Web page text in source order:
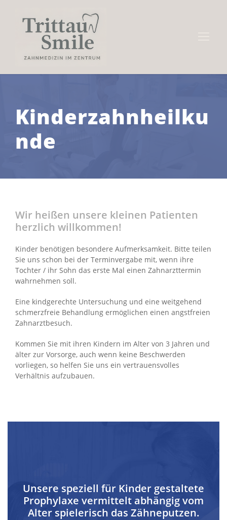
Kinderzahnheilku
nde
Wir heißen unsere kleinen Patienten
herzlich willkommen!
Kinder benötigen besondere Aufmerksamkeit. Bitte teilen
Sie uns schon bei der Terminvergabe mit, wenn ihre
Tochter / ihr Sohn das erste Mal einen Zahnarzttermin
wahrnehmen soll.
Eine kindgerechte Untersuchung und eine weitgehend
schmerzfreie Behandlung ermöglichen einen angstfreien
Zahnarztbesuch.
Kommen Sie mit ihren Kindern im Alter von 3 Jahren und
älter zur Vorsorge, auch wenn keine Beschwerden
vorliegen, so helfen Sie uns ein vertrauensvolles
Verhältnis aufzubauen.
Unsere speziell für Kinder gestaltete
Prophylaxe vermittelt abhängig vom
Alter spielerisch das Zähneputzen.